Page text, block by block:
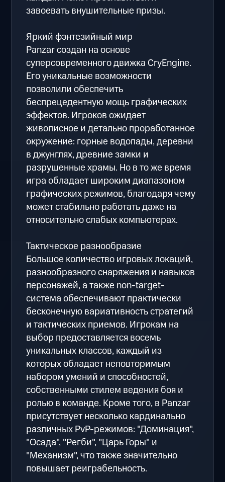
завоевать внушительные призы.
Яркий фэнтезийный мир
Panzar создан на основе
суперсовременного движка CryEngine.
Его уникальные возможности
позволили обеспечить
беспрецедентную мощь графических
эффектов. Игроков ожидает
живописное и детально проработанное
окружение: горные водопады, деревни
в джунглях, древние замки и
разрушенные храмы. Но в то же время
игра обладает широким диапазоном
графических режимов, благодаря чему
может стабильно работать даже на
относительно слабых компьютерах.
Тактическое разнообразие
Большое количество игровых локаций,
разнообразного снаряжения и навыков
персонажей, а также non-target-
система обеспечивают практически
бесконечную вариативность стратегий
и тактических приемов. Игрокам на
выбор предоставляется восемь
уникальных классов, каждый из
которых обладает неповторимым
набором умений и способностей,
собственными стилем ведения боя и
ролью в команде. Кроме того, в Panzar
присутствует несколько кардинально
различных PvP-режимов: "Доминация",
"Осада", "Регби", "Царь Горы" и
"Механизм", что также значительно
повышает реиграбельность.